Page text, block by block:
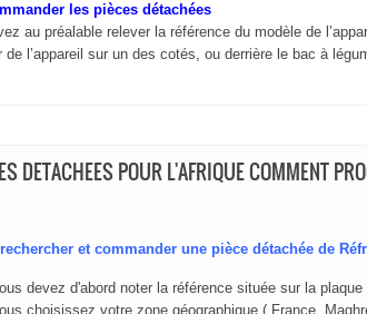
les pièces détachées
au préalable relever la référence du modèle de
de l’appareil sur un des cotés, ou derrière le bac à
DETACHEES POUR L'AFRIQUE COMMENT
et commander une pièce détachée de
devez d'abord noter la référence située sur la
choisissez votre zone géographique ( France,